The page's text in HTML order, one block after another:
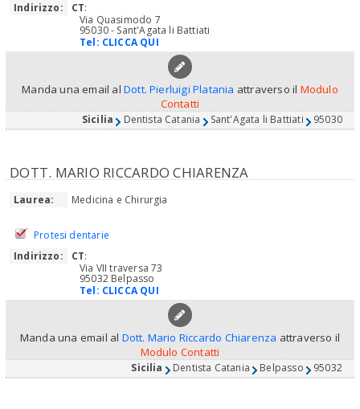
Indirizzo:
CT:
Via Quasimodo 7
95030 - Sant'Agata li Battiati
Tel: CLICCA QUI
Manda una email al Dott. Pierluigi Platania attraverso il Modulo
Contatti
Sicilia Dentista Catania Sant'Agata li Battiati 95030
DOTT. MARIO RICCARDO CHIARENZA
Laurea: Medicina e Chirurgia
Protesi dentarie
Indirizzo:
CT:
Via VII traversa 73
95032 Belpasso
Tel: CLICCA QUI
Manda una email al Dott. Mario Riccardo Chiarenza attraverso il
Modulo Contatti
Sicilia Dentista Catania Belpasso 95032